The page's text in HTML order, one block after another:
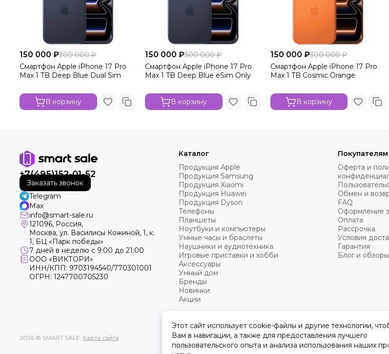
150 000 ₽300 000 ₽
Смартфон Apple iPhone 17 Pro
Max 1 TB Deep Blue Dual Sim
В корзину
150 000 ₽300 000 ₽
Смартфон Apple iPhone 17 Pro
Max 1 TB Deep Blue eSim Only
В корзину
150 000 ₽300 000 ₽
Смартфон Apple iPhone 17 Pro
Max 1 TB Cosmic Orange
В корзину
+7(495)152-01-52
Заказать звонок
Telegram
Max
info@smart-sale.ru
121096, Россия,
Москва, ул. Василисы Кожиной, 1, к.
1, БЦ «Парк победы»
7 дней в неделю с 9:00 до 21:00
ООО «ВИКТОРИ»
ИНН/КПП: 9703194540/770301001
ОГРН: 1247700705230
Каталог
Продукция Apple
Продукция Samsung
Продукция Xiaomi
Продукция Huawei
Продукция Dyson
Телефоны
Планшеты
Ноутбуки и компьютеры
Умные часы и браслеты
Наушники и аудиотехника
Игровые приставки и хобби
Аксессуары
Умный дом
Бренды
Новинки
Акции
Покупателям
Оферта и
Обмен и
FAQ
Оформление
Оплата
Рассрочка
Условия
Гарантия
Блог и обзоры
2026 © SMART SALE. Карта сайта
Этот сайт использует cookie-файлы и другие технологии,
Вам в навигации, а также для предоставления лучшего
пользовательского опыта и анализа использования наших